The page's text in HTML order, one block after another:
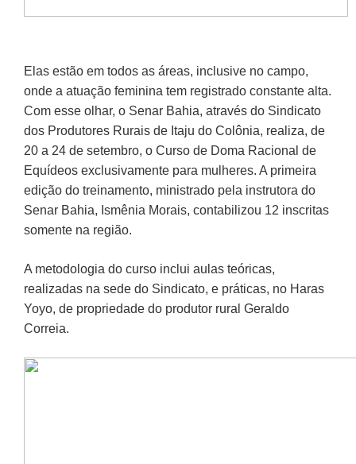
Elas estão em todos as áreas, inclusive no campo,
onde a atuação feminina tem registrado constante alta.
Com esse olhar, o Senar Bahia, através do Sindicato
dos Produtores Rurais de Itaju do Colônia, realiza, de
20 a 24 de setembro, o Curso de Doma Racional de
Equídeos exclusivamente para mulheres. A primeira
edição do treinamento, ministrado pela instrutora do
Senar Bahia, Ismênia Morais, contabilizou 12 inscritas
somente na região.
A metodologia do curso inclui aulas teóricas,
realizadas na sede do Sindicato, e práticas, no Haras
Yoyo, de propriedade do produtor rural Geraldo
Correia.